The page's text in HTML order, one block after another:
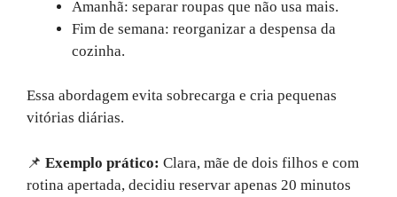
Amanhã: separar roupas que não usa mais.
Fim de semana: reorganizar a despensa da
cozinha.
Essa abordagem evita sobrecarga e cria pequenas
vitórias diárias.
📌 Exemplo prático: Clara, mãe de dois filhos e com
rotina apertada, decidiu reservar apenas 20 minutos